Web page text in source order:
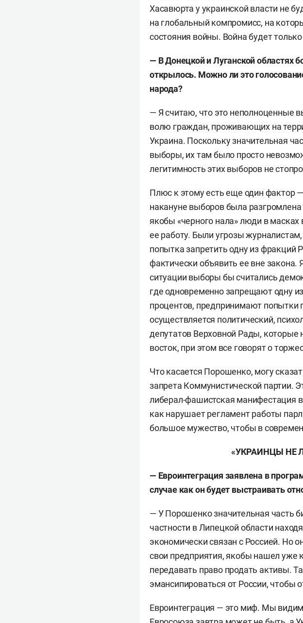
Хасавюрта у украинской власти не
на глобальный компромисс, на
состояния войны. Война будет
— В Донецкой и Луганской областях
открылось. Можно ли это
народа?
— Я считаю, что это неполноценные
волю граждан, проживающих на
Украина. Поскольку значительная
выборы, их там было просто
легитимность этих выборов не
Плюс к этому есть еще один фактор
накануне выборов была
якобы «черного нала» люди в
ее работу. Были угрозы
попытка запретить одну из
фактически объявить ее вне закона.
ситуации выборы бы считались
где одновременно запрещают одну
процентов, предпринимают попытки
осуществляется политический,
депутатов Верховной Рады, которые
восток, при этом все говорят о
Что касается Порошенко, могу
запрета Коммунистической партии.
либерал-фашистская манифестация в
как нарушает регламент работы
большое мужество, чтобы в
«УКРАИНЦЫ НЕ
— Евроинтеграция заявлена в
случае как он будет выстраивать
— У Порошенко значительная часть
частности в Липецкой области
экономически связан с Россией. Но
свои предприятия, якобы нашел уже
передавать право продать активы.
эмансипироваться от России, чтобы
Евроинтеграция — это миф. Мы